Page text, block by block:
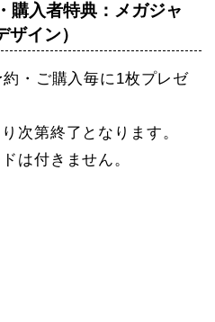
入者特典：メガジャ
イン）
・ご購入毎に1枚プレゼ
次第終了となります。
は付きません。